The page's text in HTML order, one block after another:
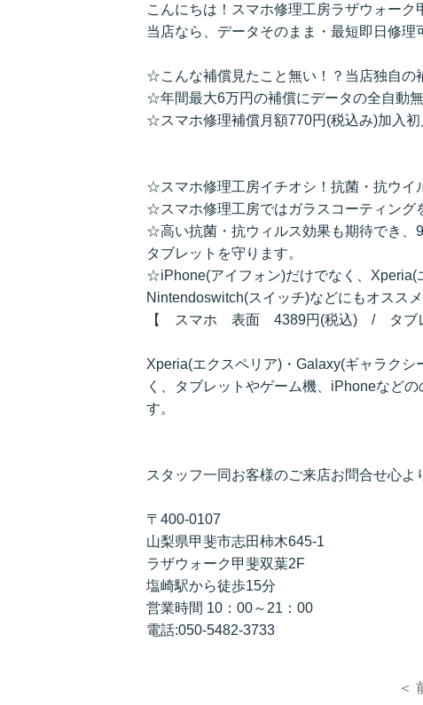
こんにちは！スマホ修理工房ラザウォーク
当店なら、データそのまま・最短即日修理
☆こんな補償見たこと無い！？当店独自の
☆年間最大6万円の補償にデータの全自動
☆スマホ修理補償月額770円(税込み)加入初
☆スマホ修理工房イチオシ！抗菌・抗ウイ
☆スマホ修理工房ではガラスコーティング
☆高い抗菌・抗ウィルス効果も期待でき、
タブレットを守ります。
☆iPhone(アイフォン)だけでなく、Xperia(
Nintendoswitch(スイッチ)などにもオススメ
【 スマホ 表面 4389円(税込) / タブ
Xperia(エクスペリア)・Galaxy(ギャラク
く、タブレットやゲーム機、iPhoneなど
す。
スタッフ一同お客様のご来店お問合せ心よ
〒400-0107
山梨県甲斐市志田柿木645-1
ラザウォーク甲斐双葉2F
塩崎駅から徒歩15分
営業時間 10：00～21：00
電話:050-5482-3733
＜